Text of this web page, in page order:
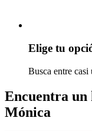
Elige tu
Busca entre
Encuentra un
Mónica